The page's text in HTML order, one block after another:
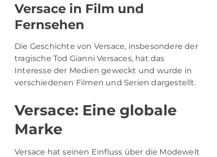
Versace in Film und
Fernsehen
Die Geschichte von Versace, insbesondere der
tragische Tod Gianni Versaces, hat das
Interesse der Medien geweckt und wurde in
verschiedenen Filmen und Serien dargestellt.
Versace: Eine globale
Marke
Versace hat seinen Einfluss über die Modewelt